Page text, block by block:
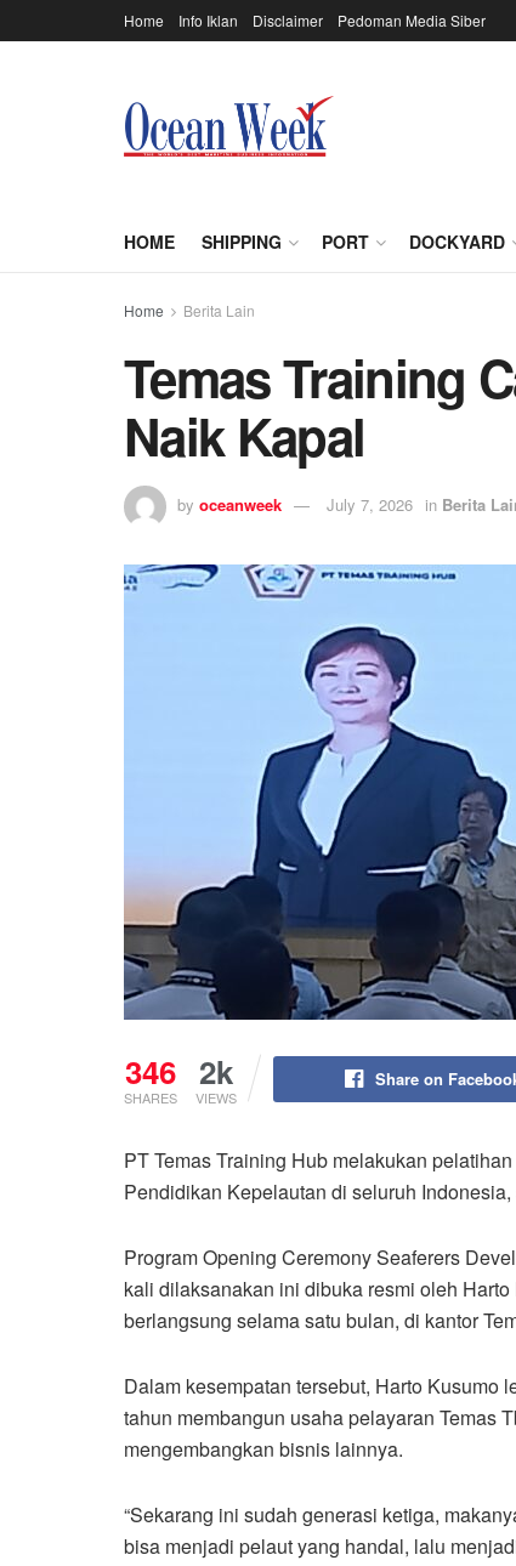
Home Info Iklan Disclaimer Pedoman Media Siber
HOME SHIPPING PORT DOCKYARD
Home Berita Lain
Temas Training
Naik Kapal
by oceanweek July 7, 2026 in Berita
346
SHARES
2k
VIEWS
Share on
PT Temas Training Hub melakukan
Pendidikan Kepelautan di seluruh
Program Opening Ceremony Seaferers
kali dilaksanakan ini dibuka resmi oleh
berlangsung selama satu bulan, di kantor
Dalam kesempatan tersebut, Harto Kusumo
tahun membangun usaha pelayaran Temas
mengembangkan bisnis lainnya.
“Sekarang ini sudah generasi ketiga,
bisa menjadi pelaut yang handal, lalu